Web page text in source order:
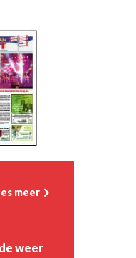
meer
weer